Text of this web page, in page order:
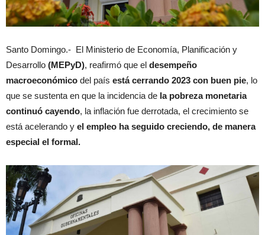
Santo Domingo.- El Ministerio de Economía, Planificación y
Desarrollo (MEPyD), reafirmó que el desempeño
macroeconómico del país está cerrando 2023 con buen pie, lo
que se sustenta en que la incidencia de la pobreza monetaria
continuó cayendo, la inflación fue derrotada, el crecimiento se
está acelerando y el empleo ha seguido creciendo, de manera
especial el formal.